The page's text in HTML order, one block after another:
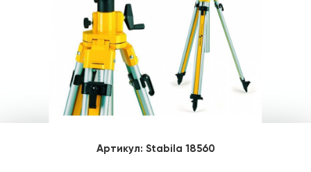
Артикул: Stabila 18560